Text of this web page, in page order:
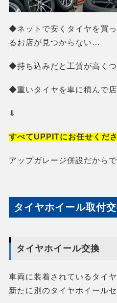
◆ネットで安くタイヤを買
るお店が見つからない…
◆持ち込みだと工賃が高く
◆重いタイヤを車に積んで
⇓
すべてUPPITにお任せくださ
アップガレージ併設だから
タイヤホイール取付
タイヤホイール交換
車両に装着されているタイ
新たに別のタイヤホイール